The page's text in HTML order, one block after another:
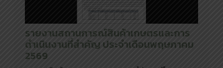
รายงานสถานการณ์สินค้าเกษตรและการ
ดำเนินงานที่สำคัญ ประจำเดือนพฤษภาคม
2569